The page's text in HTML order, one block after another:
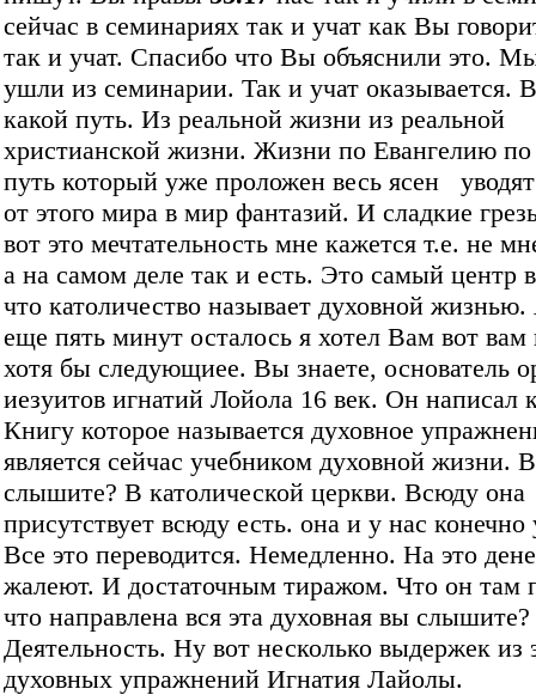
сейчас в семинариях так и учат как Вы
так и учат. Спасибо что Вы объяснили это.
ушли из семинарии. Так и учат оказывается.
какой путь. Из реальной жизни из реальной
христианской жизни. Жизни по Евангелию по
путь который уже проложен весь ясен уводят
от этого мира в мир фантазий. И сладкие
вот это мечтательность мне кажется т.е. не
а на самом деле так и есть. Это самый центр
что католичество называет духовной
еще пять минут осталось я хотел Вам вот вам
хотя бы следующиее. Вы знаете, основатель
иезуитов игнатий Лойола 16 век. Он написал
Книгу которое называется духовное
является сейчас учебником духовной жизни.
слышите? В католической церкви. Всюду она
присутствует всюду есть. она и у нас конечно
Все это переводится. Немедленно. На это
жалеют. И достаточным тиражом. Что он там
что направлена вся эта духовная вы слышите?
Деятельность. Ну вот несколько выдержек из
духовных упражнений Игнатия Лайолы.